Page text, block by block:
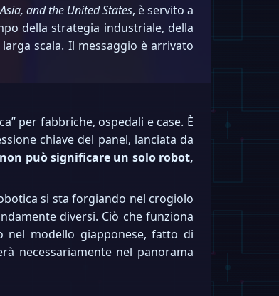
and the United States, è servito a
della strategia industriale, della
scala. Il messaggio è arrivato
per fabbriche, ospedali e case. È
chiave del panel, lanciata da
non può significare un solo robot,
si sta forgiando nel crogiolo
diversi. Ciò che funziona
nel modello giapponese, fatto di
necessariamente nel panorama